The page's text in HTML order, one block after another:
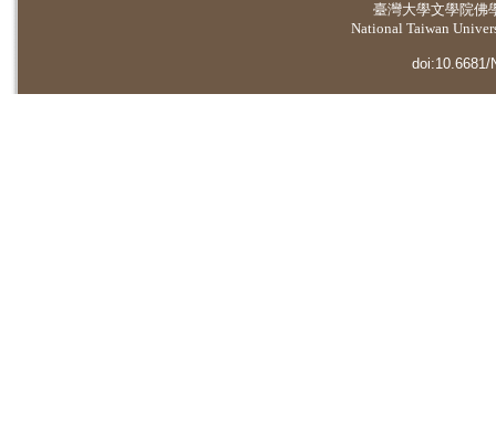
臺灣大學文學院佛
National Taiwan
doi:10.6681/